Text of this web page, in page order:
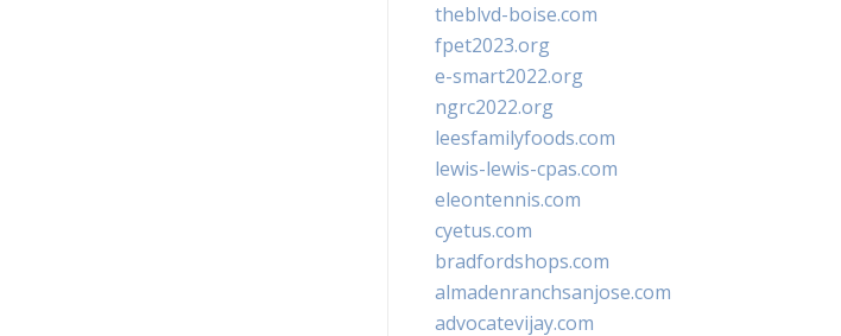
theblvd-boise.com
fpet2023.org
e-smart2022.org
ngrc2022.org
leesfamilyfoods.com
lewis-lewis-cpas.com
eleontennis.com
cyetus.com
bradfordshops.com
almadenranchsanjose.com
advocatevijay.com